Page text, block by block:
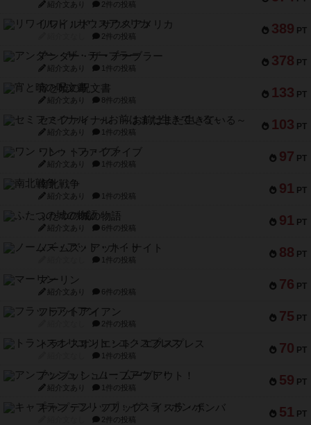
紹介文あり 2件の投稿
389 PT
リワイルド：サウスアメリカ
2件の投稿
378 PT
アンダー・ザ・テーブラー
紹介文あり 1件の投稿
133 PT
宵と暁の呪文書
紹介文あり 8件の投稿
103 PT
セミファイナル ～お前はまだ生きている～
紹介文あり 1件の投稿
97 PT
ワン・トゥ・ファイブ
紹介文あり 1件の投稿
91 PT
南北戦争
紹介文あり 1件の投稿
91 PT
ふたつの城の物語
紹介文あり 6件の投稿
88 PT
ノームズ・アット・ナイト
1件の投稿
76 PT
マーリン
紹介文あり 6件の投稿
75 PT
フラットアイアン
2件の投稿
70 PT
トランスオリエント・エクスプレス
1件の投稿
59 PT
アンブッシュ！：ムーブアウト！
紹介文あり 1件の投稿
51 PT
キャプテン・フリップ：イスラ・ボンバ
2件の投稿